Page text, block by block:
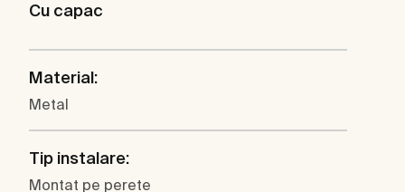
Cu capac
Material:
Metal
Tip instalare:
Montat pe perete